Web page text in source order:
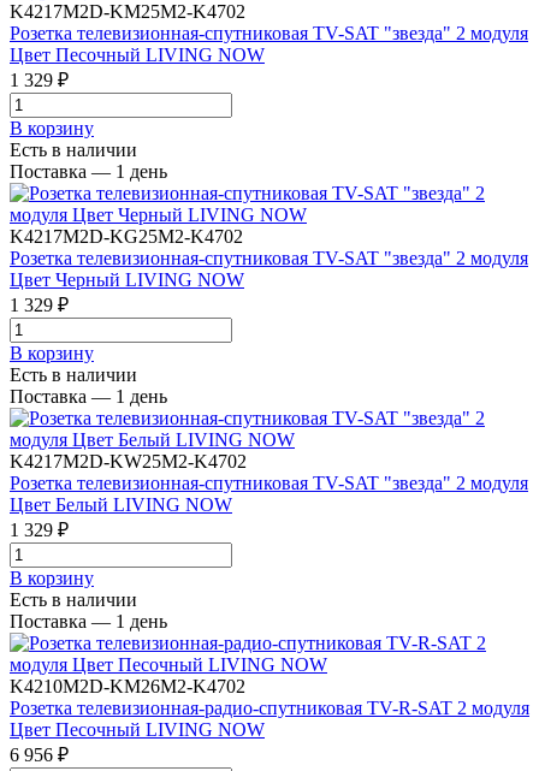
K4217M2D-KM25M2-K4702
Розетка телевизионная-спутниковая TV-SAT "звезда" 2 модуля
Цвет Песочный LIVING NOW
1 329 ₽
В корзинy
Есть в наличии
Поставка — 1 день
K4217M2D-KG25M2-K4702
Розетка телевизионная-спутниковая TV-SAT "звезда" 2 модуля
Цвет Черный LIVING NOW
1 329 ₽
В корзинy
Есть в наличии
Поставка — 1 день
K4217M2D-KW25M2-K4702
Розетка телевизионная-спутниковая TV-SAT "звезда" 2 модуля
Цвет Белый LIVING NOW
1 329 ₽
В корзинy
Есть в наличии
Поставка — 1 день
K4210M2D-KM26M2-K4702
Розетка телевизионная-радио-спутниковая TV-R-SAT 2 модуля
Цвет Песочный LIVING NOW
6 956 ₽